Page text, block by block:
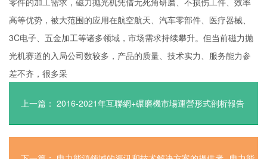
高等优势，被大范围的应用在航空航天、汽车零部件、医疗器械、
3C电子、五金加工等诸多领域，市场需求持续攀升。但当前磁力抛
光机赛道的入局公司数较多，产品的质量、技术实力、服务能力参
差不齐，很多采
上一篇： 2016-2021年互聯網+碾磨機市場運營形式剖析報告